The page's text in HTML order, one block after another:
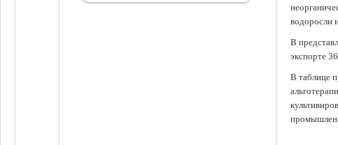
водоросли
В
экспорте
В таблице